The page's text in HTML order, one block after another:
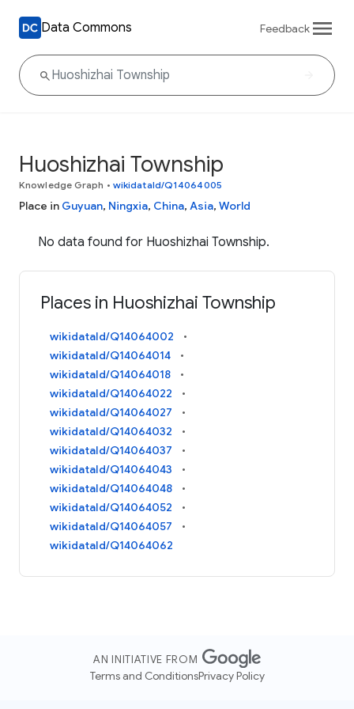
Data Commons Feedback
Huoshizhai Township
Knowledge Graph • wikidataId/Q14064005
Place in Guyuan, Ningxia, China, Asia, World
No data found for Huoshizhai Township.
Places in Huoshizhai Township
wikidataId/Q14064002
wikidataId/Q14064014
wikidataId/Q14064018
wikidataId/Q14064022
wikidataId/Q14064027
wikidataId/Q14064032
wikidataId/Q14064037
wikidataId/Q14064043
wikidataId/Q14064048
wikidataId/Q14064052
wikidataId/Q14064057
wikidataId/Q14064062
AN INITIATIVE FROM
Terms and ConditionsPrivacy Policy